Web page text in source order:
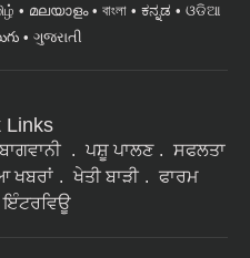
മലയാളം বাংলা ಕನ್ನಡ
ଓଡିଆ
ગુજરાતી
Links
ਬਾਗਵਾਨੀ ਪਸ਼ੂ ਪਾਲਣ
ਸਫਲਤਾ
ਖਬਰਾਂ ਖੇਤੀ ਬਾੜੀ
ਫਾਰਮ
ਇੰਟਰਵਿਊ